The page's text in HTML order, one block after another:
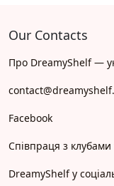
Our Contacts
Про DreamyShelf —
Facebook
Співпраця з клубами
DreamyShelf у